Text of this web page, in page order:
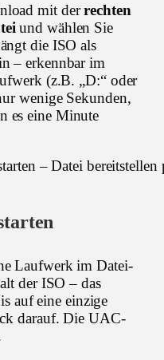
mit derrechten
und wählen Sie
die ISO als
– erkennbar im
(z.B. „D:“ oder
wenige Sekunden,
es eine Minute
Laufwerk im Datei-
der ISO – das
auf eine einzige
darauf. Die UAC-